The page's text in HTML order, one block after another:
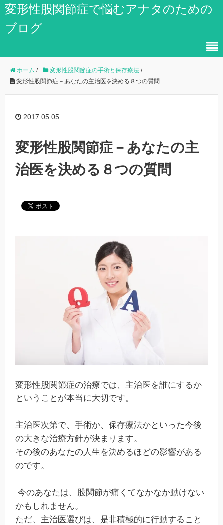
変形性股関節症で悩むアナタのための
ブログ
ホーム / 変形性股関節症の手術と保存療法 /
変形性股関節症－あなたの主治医を決める８つの質問
2017.05.05
変形性股関節症－あなたの主
治医を決める８つの質問
変形性股関節症の治療では、主治医を誰にするか
ということが本当に大切です。
主治医次第で、手術か、保存療法かといった今後
の大きな治療方針が決まります。
その後のあなたの人生を決めるほどの影響がある
のです。
今のあなたは、股関節が痛くてなかなか動けない
かもしれません。
ただ、主治医選びは、是非積極的に行動すること